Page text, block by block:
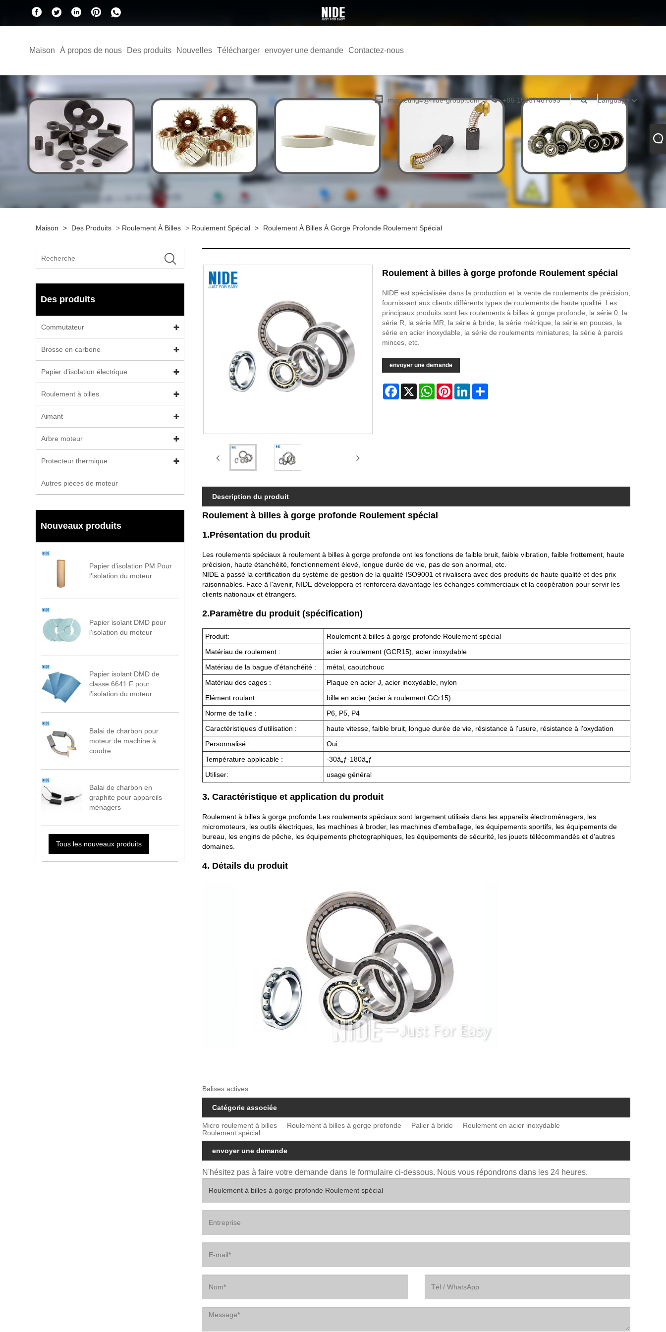
Maison À propos de nous Des produits Nouvelles Télécharger envoyer une demande Contactez-nous
marketing4@nide-group.com +86-15057487093 Language
Maison > Des Produits > Roulement À Billes > Roulement Spécial > Roulement À Billes À Gorge Profonde Roulement Spécial
Des produits
Commutateur
Brosse en carbone
Papier d'isolation électrique
Roulement à billes
Aimant
Arbre moteur
Protecteur thermique
Autres pièces de moteur
Nouveaux produits
Papier d'isolation PM Pour
l'isolation du moteur
Papier isolant DMD pour
l'isolation du moteur
Papier isolant DMD de
classe 6641 F pour
l'isolation du moteur
Balai de charbon pour
moteur de machine à
coudre
Balai de charbon en
graphite pour appareils
ménagers
Tous les nouveaux produits
Roulement à billes à gorge profonde Roulement spécial
NIDE est spécialisée dans la production et la vente de roulements de précision,
fournissant aux clients différents types de roulements de haute qualité. Les
principaux produits sont les roulements à billes à gorge profonde, la série 0, la
série R, la série MR, la série à bride, la série métrique, la série en pouces, la
série en acier inoxydable, la série de roulements miniatures, la série à parois
minces, etc.
envoyer une demande
Facebook
X WhatsAppPinterestLinkedInShare
Description du produit
Roulement à billes à gorge profonde Roulement spécial
1.Présentation du produit
Les roulements spéciaux à roulement à billes à gorge profonde ont les fonctions de faible bruit, faible vibration, faible frottement, haute
précision, haute étanchéité, fonctionnement élevé, longue durée de vie, pas de son anormal, etc.
NIDE a passé la certification du système de gestion de la qualité ISO9001 et rivalisera avec des produits de haute qualité et des prix
raisonnables. Face à l'avenir, NIDE développera et renforcera davantage les échanges commerciaux et la coopération pour servir les
clients nationaux et étrangers.
2.Paramètre du produit (spécification)
Produit:
Roulement à billes à gorge profonde Roulement spécial
Matériau de roulement :
acier à roulement (GCR15), acier inoxydable
Matériau de la bague d'étanchéité :
métal, caoutchouc
Matériau des cages :
Plaque en acier J, acier inoxydable, nylon
Elément roulant :
bille en acier (acier à roulement GCr15)
Norme de taille :
P6, P5, P4
Caractéristiques d'utilisation :
haute vitesse, faible bruit, longue durée de vie, résistance à l'usure, résistance à l'oxydation
Personnalisé :
Oui
Température applicable :
-30â„ƒ-180â„ƒ
Utiliser:
usage général
3. Caractéristique et application du produit
Roulement à billes à gorge profonde Les roulements spéciaux sont largement utilisés dans les appareils électroménagers, les
micromoteurs, les outils électriques, les machines à broder, les machines d'emballage, les équipements sportifs, les équipements de
bureau, les engins de pêche, les équipements photographiques, les équipements de sécurité, les jouets télécommandés et d'autres
domaines.
4. Détails du produit
Balises actives:
Catégorie associée
Micro roulement à billes Roulement à billes à gorge profonde Palier à bride
Roulement en acier inoxydable
Roulement spécial
envoyer une demande
N'hésitez pas à faire votre demande dans le formulaire ci-dessous. Nous vous répondrons dans les 24 heures.